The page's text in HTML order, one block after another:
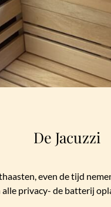
De Jacuzzi
even de tijd
privacy- de batterij